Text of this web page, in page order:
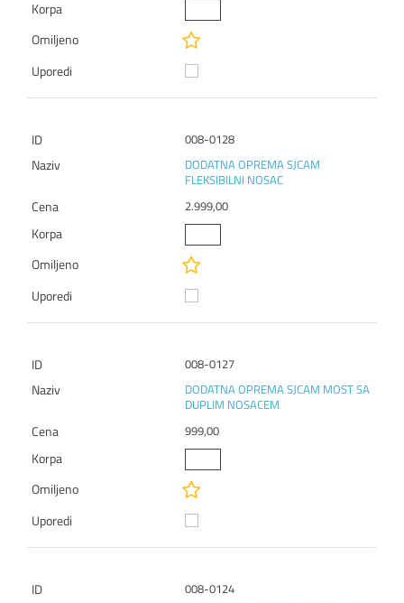
008-0128
DODATNA OPREMA SJCAM
FLEKSIBILNI NOSAC
2.999,00
008-0127
DODATNA OPREMA SJCAM MOST SA
DUPLIM NOSACEM
999,00
008-0124